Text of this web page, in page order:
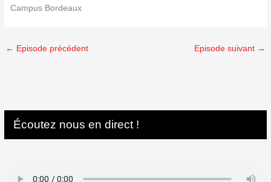
Campus Bordeaux
← Episode précédent Episode suivant →
Écoutez nous en direct !